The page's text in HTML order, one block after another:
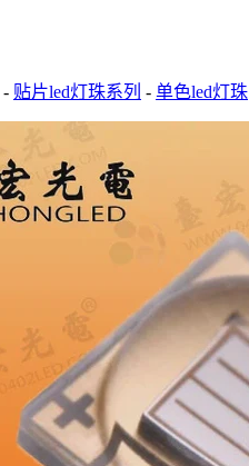
- 贴片led灯珠系列 - 单色led灯珠